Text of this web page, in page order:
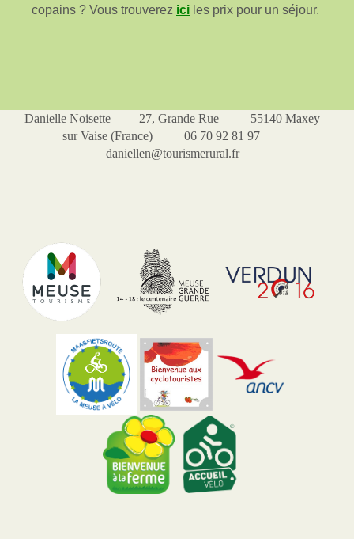
copains ? Vous trouverez ici les prix pour un séjour.
Danielle Noisette 27, Grande Rue 55140 Maxey
sur Vaise (France) 06 70 92 81 97
daniellen@tourismerural.fr